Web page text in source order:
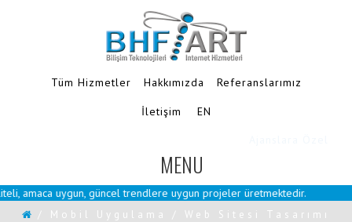
Tüm Hizmetler Hakkımızda Referanslarımız
İletişim
EN
MENU
TOGGLE
NAVIGATION
amaca uygun, güncel trendlere uygun projeler üretmektedir.
/ Mobil Uygulama / Web Sitesi Tasarımı